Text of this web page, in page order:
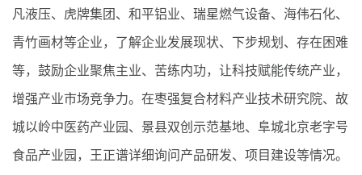
凡液压、虎牌集团、和平铝业、瑞星燃气设备、海伟石化、
青竹画材等企业，了解企业发展现状、下步规划、存在困难
等，鼓励企业聚焦主业、苦练内功，让科技赋能传统产业，
增强产业市场竞争力。在枣强复合材料产业技术研究院、故
城以岭中医药产业园、景县双创示范基地、阜城北京老字号
食品产业园，王正谱详细询问产品研发、项目建设等情况。